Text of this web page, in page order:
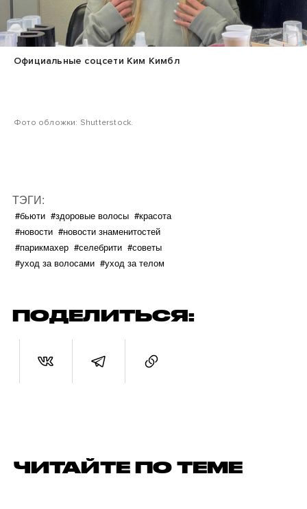
Официальные соцсети Ким Кимбл
Фото обложки: Shutterstock.
ТЭГИ:
#бьюти #здоровые волосы #красота
#новости #новости знаменитостей
#парикмахер #селебрити #советы
#уход за волосами #уход за телом
ПОДЕЛИТЬСЯ:
ЧИТАЙТЕ ПО ТЕМЕ